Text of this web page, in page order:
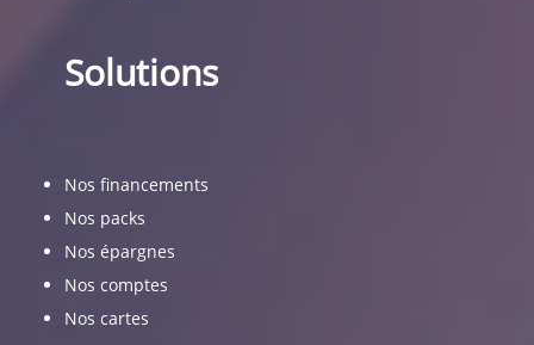
Solutions
Nos financements
Nos packs
Nos épargnes
Nos comptes
Nos cartes